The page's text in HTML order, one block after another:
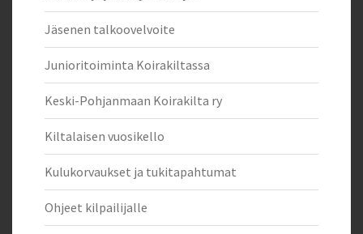
Jäsenen talkoovelvoite
Junioritoiminta Koirakiltassa
Keski-Pohjanmaan Koirakilta ry
Kiltalaisen vuosikello
Kulukorvaukset ja tukitapahtumat
Ohjeet kilpailijalle